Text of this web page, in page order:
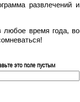
развлечений и
любое время года, во
это поле пустым